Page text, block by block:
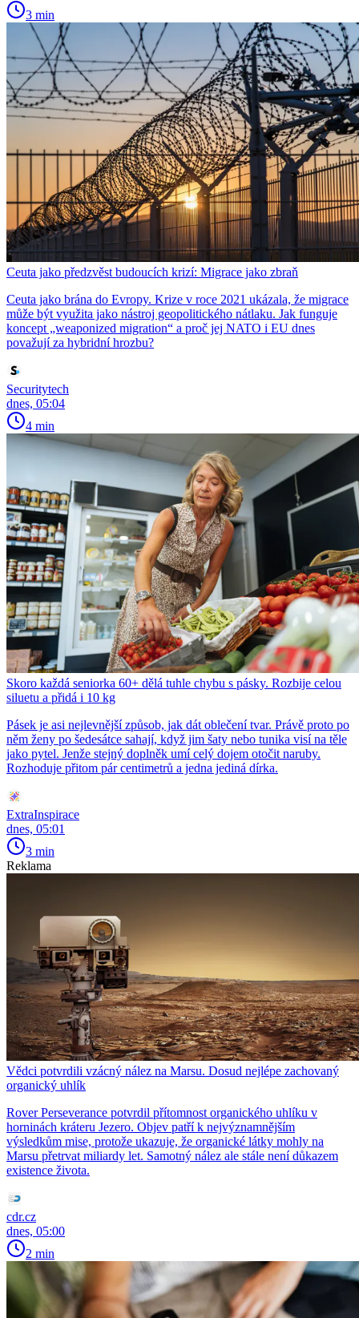
3 min
Ceuta jako předzvěst budoucích krizí: Migrace jako zbraň
Ceuta jako brána do Evropy. Krize v roce 2021 ukázala, že migrace
může být využita jako nástroj geopolitického nátlaku. Jak funguje
koncept „weaponized migration“ a proč jej NATO i EU dnes
považují za hybridní hrozbu?
Securitytech
dnes, 05:04
4 min
Skoro každá seniorka 60+ dělá tuhle chybu s pásky. Rozbije celou
siluetu a přidá i 10 kg
Pásek je asi nejlevnější způsob, jak dát oblečení tvar. Právě proto po
něm ženy po šedesátce sahají, když jim šaty nebo tunika visí na těle
jako pytel. Jenže stejný doplněk umí celý dojem otočit naruby.
Rozhoduje přitom pár centimetrů a jedna jediná dírka.
ExtraInspirace
dnes, 05:01
3 min
Reklama
Vědci potvrdili vzácný nález na Marsu. Dosud nejlépe zachovaný
organický uhlík
Rover Perseverance potvrdil přítomnost organického uhlíku v
horninách kráteru Jezero. Objev patří k nejvýznamnějším
výsledkům mise, protože ukazuje, že organické látky mohly na
Marsu přetrvat miliardy let. Samotný nález ale stále není důkazem
existence života.
cdr.cz
dnes, 05:00
2 min